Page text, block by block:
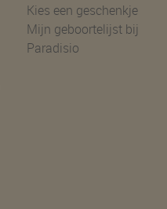
Kies een geschenkje
Mijn geboortelijst bij
Paradisio